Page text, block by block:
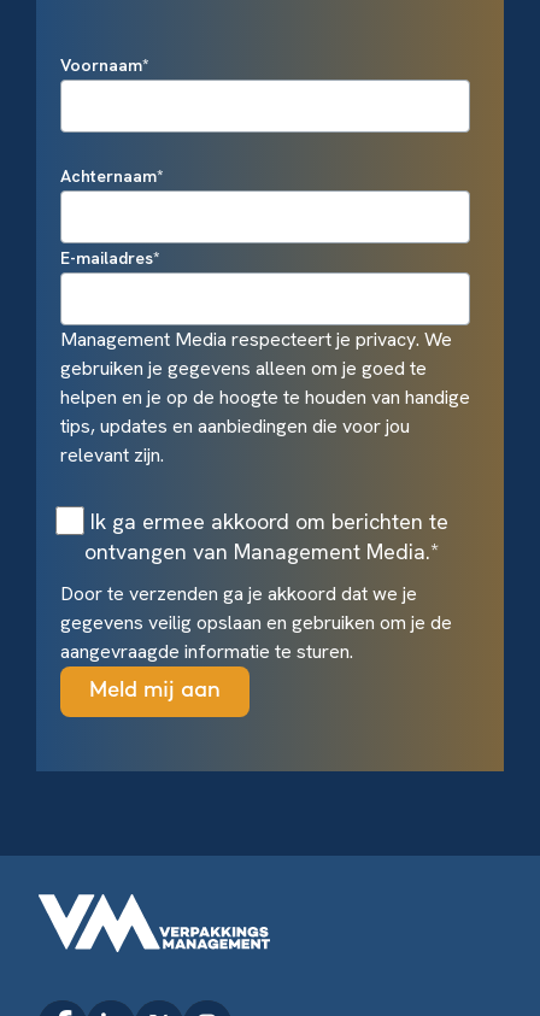
Voornaam*
Achternaam*
E-mailadres*
Management Media respecteert je privacy. We
gebruiken je gegevens alleen om je goed te
helpen en je op de hoogte te houden van handige
tips, updates en aanbiedingen die voor jou
relevant zijn.
Ik ga ermee akkoord om berichten te
ontvangen van Management Media.*
Door te verzenden ga je akkoord dat we je
gegevens veilig opslaan en gebruiken om je de
aangevraagde informatie te sturen.